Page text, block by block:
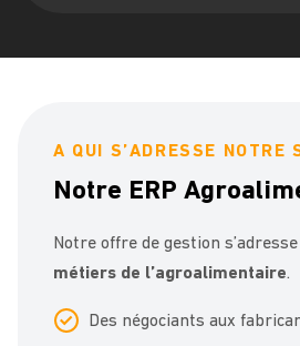
A QUI S’ADRESSE NOTRE
Notre ERP
Notre offre de gestion s’adresse
métiers de l’agroalimentaire.
Des négociants aux